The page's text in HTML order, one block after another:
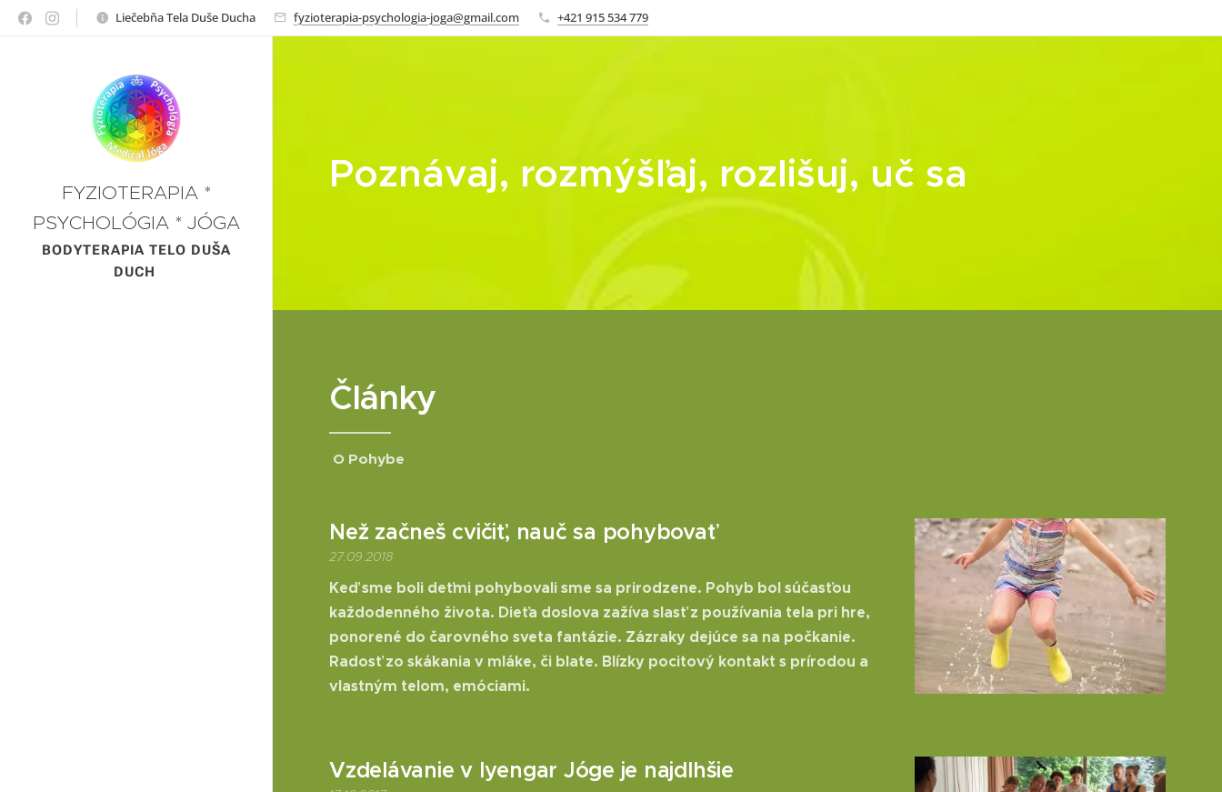
Liečebňa Tela Duše Ducha fyzioterapia-psychologia-joga@gmail.com +421 915 534 779
FYZIOTERAPIA *
PSYCHOLÓGIA * JÓGA
*
BODYTERAPIA TELO DUŠA
DUCH
Poznávaj, rozmýšľaj, rozlišuj, uč sa
Články
O Pohybe
Než začneš cvičiť, nauč sa pohybovať
27.09.2018
Keď sme boli deťmi pohybovali sme sa prirodzene. Pohyb bol súčasťou
každodenného života. Dieťa doslova zažíva slasť z používania tela pri hre,
ponorené do čarovného sveta fantázie. Zázraky dejúce sa na počkanie.
Radosť zo skákania v mláke, či blate. Blízky pocitový kontakt s prírodou a
vlastným telom, emóciami.
Vzdelávanie v Iyengar Jóge je najdlhšie